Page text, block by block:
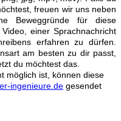
freuen wir uns neben
Beweggründe für diese
einer Sprachnachricht
erfahren zu dürfen.
am besten zu dir passt,
du möchtest das.
möglich ist, können diese
ingenieure.de gesendet